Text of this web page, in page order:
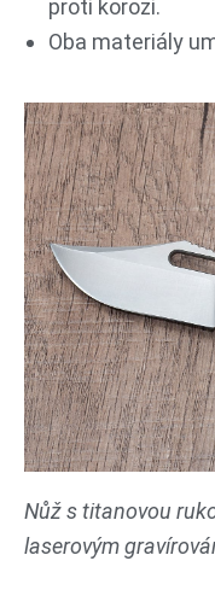
proti korozi.
Oba materiály
Nůž s titanovou
laserovým